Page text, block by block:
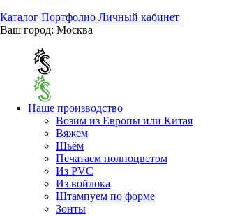
Каталог Портфолио Личный кабинет
Ваш город: Москва
Наше производство
Возим из Европы или Китая
Вяжем
Шьём
Печатаем полноцветом
Из PVC
Из войлока
Штампуем по форме
Зонты